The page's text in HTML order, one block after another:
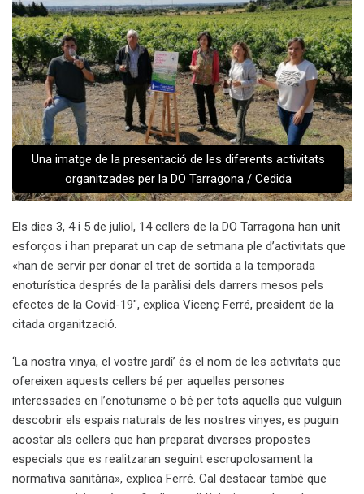
Una imatge de la presentació de les diferents activitats
organitzades per la DO Tarragona / Cedida
Els dies 3, 4 i 5 de juliol, 14 cellers de la DO Tarragona han unit
esforços i han preparat un cap de setmana ple d’activitats que
«han de servir per donar el tret de sortida a la temporada
enoturística després de la paràlisi dels darrers mesos pels
efectes de la Covid-19″, explica Vicenç Ferré, president de la
citada organització.
‘La nostra vinya, el vostre jardí’ és el nom de les activitats que
ofereixen aquests cellers bé per aquelles persones
interessades en l’enoturisme o bé per tots aquells que vulguin
descobrir els espais naturals de les nostres vinyes, es puguin
acostar als cellers que han preparat diverses propostes
especials que es realitzaran seguint escrupolosament la
normativa sanitària», explica Ferré. Cal destacar també que